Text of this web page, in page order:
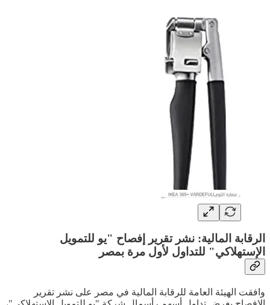
الرقابة المالية: نشر تقرير إفصاح "يو للتمويل
الإستهلاكي" للتداول لأول مرة بمصر
وافقت الهيئة العامة للرقابة المالية في مصر على نشر تقرير